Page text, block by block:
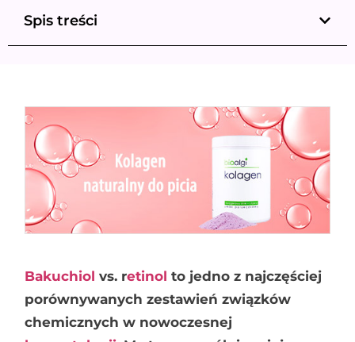
Spis treści
Bakuchiol vs. retinol to jedno z najczęściej
porównywanych zestawień związków
chemicznych w nowoczesnej